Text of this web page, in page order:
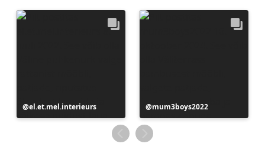
Postitus
avaldatud
el.et.mel.interieurs
Postitus
avaldatud
mum3boys2022